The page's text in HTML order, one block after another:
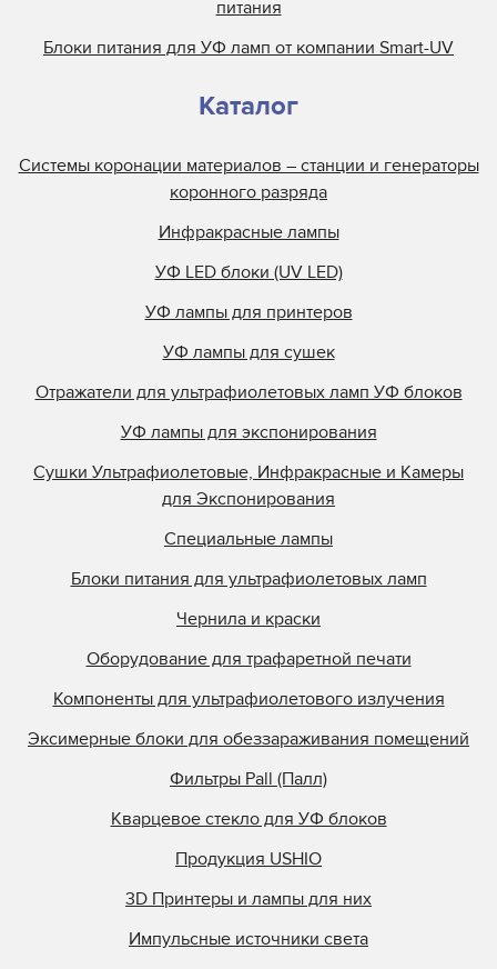
питания
Блоки питания для УФ ламп от компании Smart-UV
Каталог
Системы коронации материалов – станции и генераторы
коронного разряда
Инфракрасные лампы
УФ LED блоки (UV LED)
УФ лампы для принтеров
УФ лампы для сушек
Отражатели для ультрафиолетовых ламп УФ блоков
УФ лампы для экспонирования
Сушки Ультрафиолетовые, Инфракрасные и Камеры
для Экспонирования
Специальные лампы
Блоки питания для ультрафиолетовых ламп
Чернила и краски
Оборудование для трафаретной печати
Компоненты для ультрафиолетового излучения
Эксимерные блоки для обеззараживания помещений
Фильтры Pall (Палл)
Кварцевое стекло для УФ блоков
Продукция USHIO
3D Принтеры и лампы для них
Импульсные источники света